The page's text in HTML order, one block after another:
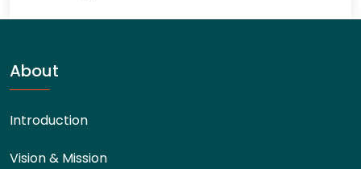
About
Introduction
Vision & Mission